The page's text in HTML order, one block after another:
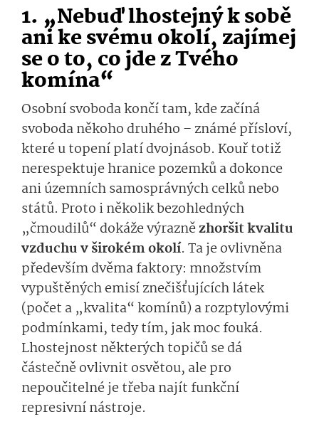
1. „Nebuď lhostejný k sobě
ani ke svému okolí, zajímej
se o to, co jde z Tvého
komína“
Osobní svoboda končí tam, kde začíná
svoboda někoho druhého – známé přísloví,
které u topení platí dvojnásob. Kouř totiž
nerespektuje hranice pozemků a dokonce
ani územních samosprávných celků nebo
států. Proto i několik bezohledných
„čmoudilů“ dokáže výraznězhoršit kvalitu
vzduchu v širokém okolí. Ta je ovlivněna
především dvěma faktory: množstvím
vypuštěných emisí znečišťujících látek
(počet a „kvalita“ komínů) a rozptylovými
podmínkami, tedy tím, jak moc fouká.
Lhostejnost některých topičů se dá
částečně ovlivnit osvětou, ale pro
nepoučitelné je třeba najít funkční
represivní nástroje.